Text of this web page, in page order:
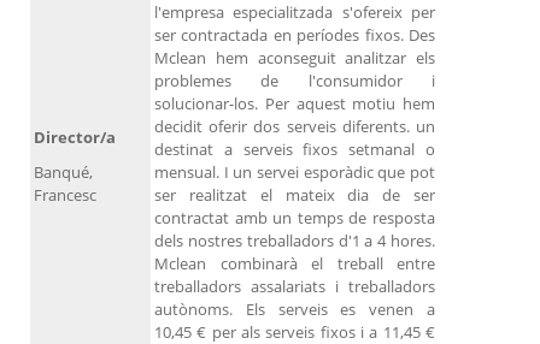
l'empresa especialitzada s'ofereix per
ser contractada en períodes fixos. Des
Mclean hem aconseguit analitzar els
problemes de l'consumidor i
solucionar-los. Per aquest motiu hem
decidit oferir dos serveis diferents. un
destinat a serveis fixos setmanal o
mensual. I un servei esporàdic que pot
ser realitzat el mateix dia de ser
contractat amb un temps de resposta
dels nostres treballadors d'1 a 4 hores.
Mclean combinarà el treball entre
treballadors assalariats i treballadors
autònoms. Els serveis es venen a
10,45 € per als serveis fixos i a 11,45 €
Director/a
Banqué,
Francesc